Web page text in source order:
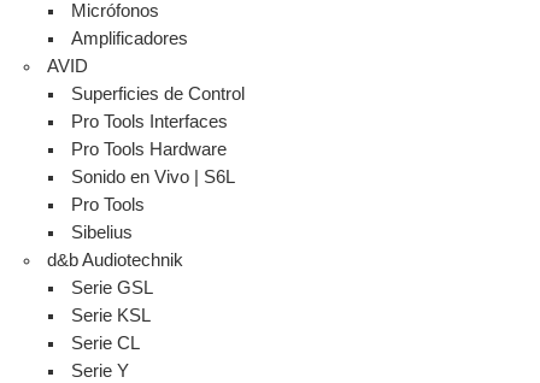
Micrófonos
Amplificadores
AVID
Superficies de Control
Pro Tools Interfaces
Pro Tools Hardware
Sonido en Vivo | S6L
Pro Tools
Sibelius
d&b Audiotechnik
Serie GSL
Serie KSL
Serie CL
Serie Y